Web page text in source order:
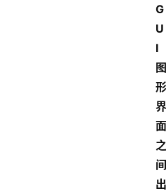
G
U
I
图
形
界
面
之
间
出